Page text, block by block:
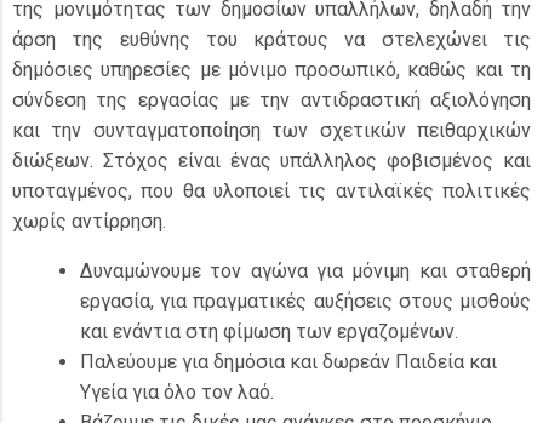
της μονιμότητας των δημοσίων υπαλλήλων, δηλαδή την
άρση της ευθύνης του κράτους να στελεχώνει τις
δημόσιες υπηρεσίες με μόνιμο προσωπικό, καθώς και τη
σύνδεση της εργασίας με την αντιδραστική αξιολόγηση
και την συνταγματοποίηση των σχετικών πειθαρχικών
διώξεων. Στόχος είναι ένας υπάλληλος φοβισμένος και
υποταγμένος, που θα υλοποιεί τις αντιλαϊκές πολιτικές
χωρίς αντίρρηση.
Δυναμώνουμε τον αγώνα για μόνιμη και σταθερή
εργασία, για πραγματικές αυξήσεις στους μισθούς
και ενάντια στη φίμωση των εργαζομένων.
Παλεύουμε για δημόσια και δωρεάν Παιδεία και
Υγεία για όλο τον λαό.